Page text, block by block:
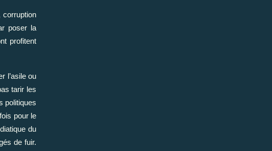
poser la
profitent
l’asile ou
tarir les
politiques
pour le
du
de fuir.